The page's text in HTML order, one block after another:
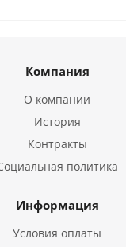
Компания
О компании
История
Контракты
политика
Информация
Условия оплаты